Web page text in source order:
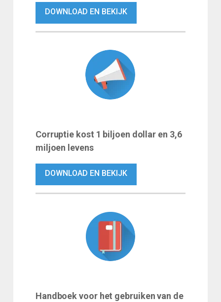
DOWNLOAD EN BEKIJK
Corruptie kost 1 biljoen dollar en 3,6
miljoen levens
DOWNLOAD EN BEKIJK
Handboek voor het gebruiken van de